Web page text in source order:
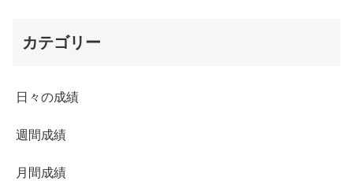
カテゴリー
日々の成績
週間成績
月間成績